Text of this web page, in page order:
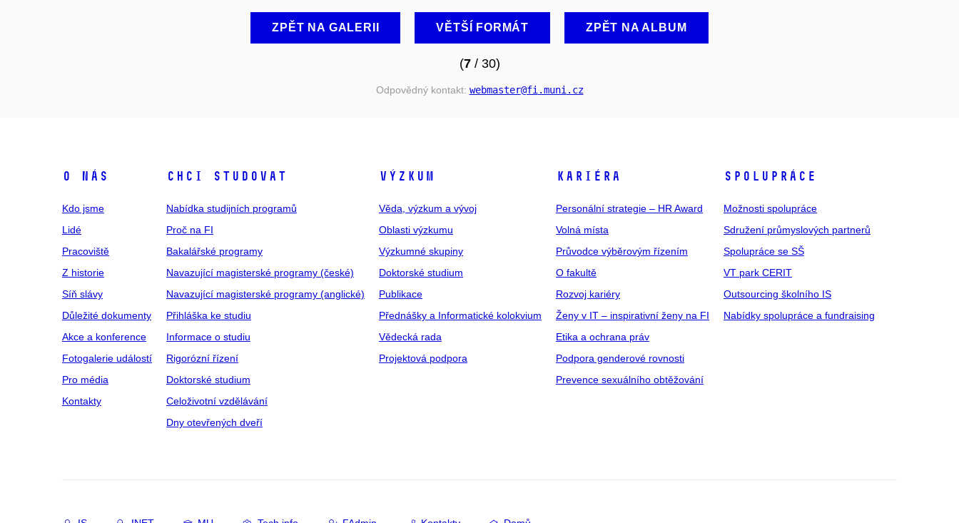
ZPĚT NA GALERII VĚTŠÍ FORMÁT ZPĚT NA ALBUM
(7/ 30)
Odpovědný kontakt: webmaster@fi .muni .cz
O NÁS
Kdo jsme
Lidé
Pracoviště
Z historie
Síň slávy
Důležité dokumenty
Akce a konference
Fotogalerie událostí
Pro média
Kontakty
CHCI STUDOVAT
Nabídka studijních programů
Proč na FI
Bakalářské programy
Navazující magisterské programy (české)
Navazující magisterské programy (anglické)
Přihláška ke studiu
Informace o studiu
Rigorózní řízení
Doktorské studium
Celoživotní vzdělávání
Dny otevřených dveří
VÝZKUM
Věda, výzkum a vývoj
Oblasti výzkumu
Výzkumné skupiny
Doktorské studium
Publikace
Přednášky a Informatické kolokvium
Vědecká rada
Projektová podpora
KARIÉRA
Personální strategie – HR Award
Volná místa
Průvodce výběrovým řízením
O fakultě
Rozvoj kariéry
Ženy v IT – inspirativní ženy na FI
Etika a ochrana práv
Podpora genderové rovnosti
Prevence sexuálního obtěžování
SPOLUPRÁCE
Možnosti spolupráce
Sdružení průmyslových partnerů
Spolupráce se SŠ
VT park CERIT
Outsourcing školního IS
Nabídky spolupráce a fundraising